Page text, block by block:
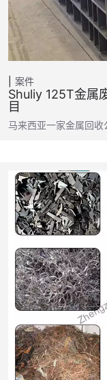
案件
Shuliy 125T金属
目
马来西亚一家金属回